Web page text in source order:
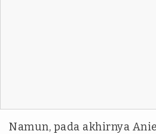
Namun, pada akhirnya